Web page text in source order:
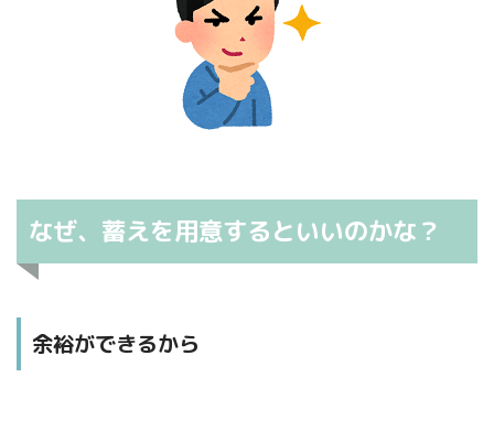
なぜ、蓄えを用意するといいのかな？
余裕ができるから